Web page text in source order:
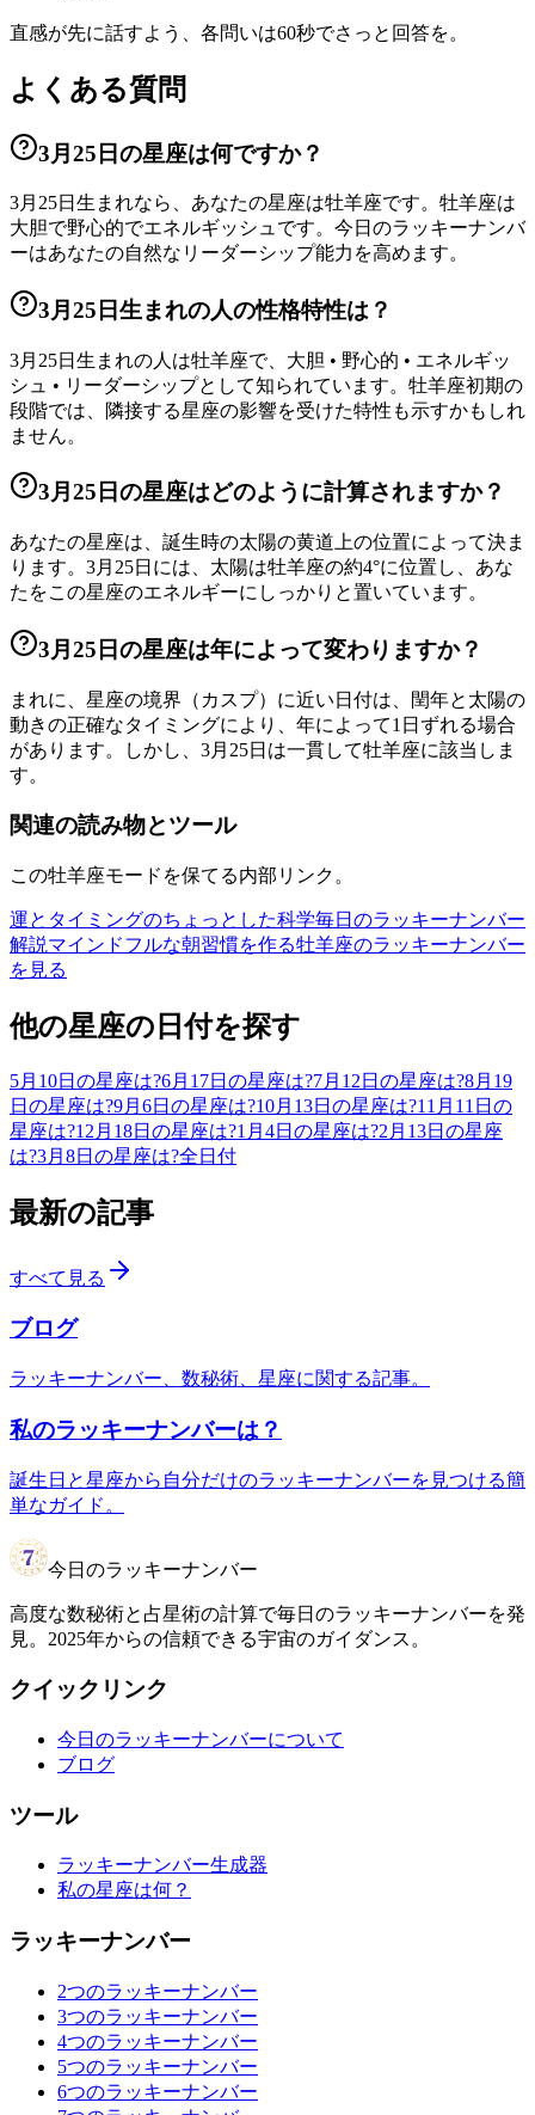
直感が先に話すよう、各問いは60秒でさっと回答を。
よくある質問
3月25日の星座は何ですか？
3月25日生まれなら、あなたの星座は牡羊座です。牡羊座は
大胆で野心的でエネルギッシュです。今日のラッキーナンバ
ーはあなたの自然なリーダーシップ能力を高めます。
3月25日生まれの人の性格特性は？
3月25日生まれの人は牡羊座で、大胆 • 野心的 • エネルギッ
シュ • リーダーシップとして知られています。牡羊座初期の
段階では、隣接する星座の影響を受けた特性も示すかもしれ
ません。
3月25日の星座はどのように計算されますか？
あなたの星座は、誕生時の太陽の黄道上の位置によって決ま
ります。3月25日には、太陽は牡羊座の約4°に位置し、あな
たをこの星座のエネルギーにしっかりと置いています。
3月25日の星座は年によって変わりますか？
まれに、星座の境界（カスプ）に近い日付は、閏年と太陽の
動きの正確なタイミングにより、年によって1日ずれる場合
があります。しかし、3月25日は一貫して牡羊座に該当しま
す。
関連の読み物とツール
この牡羊座モードを保てる内部リンク。
運とタイミングのちょっとした科学毎日のラッキーナンバー
解説マインドフルな朝習慣を作る牡羊座のラッキーナンバー
を見る
他の星座の日付を探す
5月10日の星座は?6月17日の星座は?7月12日の星座は?8月19
日の星座は?9月6日の星座は?10月13日の星座は?11月11日の
星座は?12月18日の星座は?1月4日の星座は?2月13日の星座
は?3月8日の星座は?全日付
最新の記事
すべて見る
ブログ
ラッキーナンバー、数秘術、星座に関する記事。
私のラッキーナンバーは？
誕生日と星座から自分だけのラッキーナンバーを見つける簡
単なガイド。
今日のラッキーナンバー
高度な数秘術と占星術の計算で毎日のラッキーナンバーを発
見。2025年からの信頼できる宇宙のガイダンス。
クイックリンク
今日のラッキーナンバーについて
ブログ
ツール
ラッキーナンバー生成器
私の星座は何？
ラッキーナンバー
2つのラッキーナンバー
3つのラッキーナンバー
4つのラッキーナンバー
5つのラッキーナンバー
6つのラッキーナンバー